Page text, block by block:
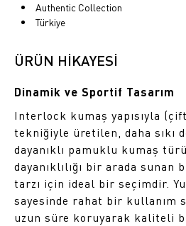
Authentic Collection
Türkiye
ÜRÜN HİKAYESİ
Dinamik ve Sportif Tasarım
Interlock kumaş yapısıyla
tekniğiyle üretilen, daha sıkı
dayanıklı pamuklu kumaş
dayanıklılığı bir arada
tarzı için ideal bir seçimdir.
sayesinde rahat bir kullanım
uzun süre koruyarak kaliteli